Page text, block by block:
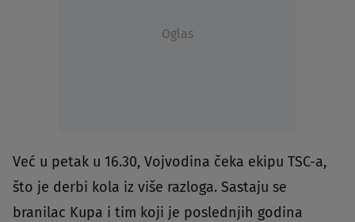
Oglas
Već u petak u 16.30, Vojvodina čeka ekipu TSC-a,
što je derbi kola iz više razloga. Sastaju se
branilac Kupa i tim koji je poslednjih godina